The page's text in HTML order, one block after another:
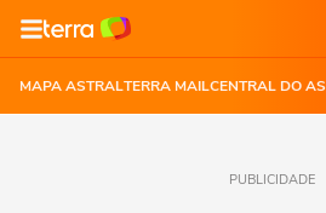
MAPA ASTRALTERRA MAILCENTRAL DO
PUBLICIDADE